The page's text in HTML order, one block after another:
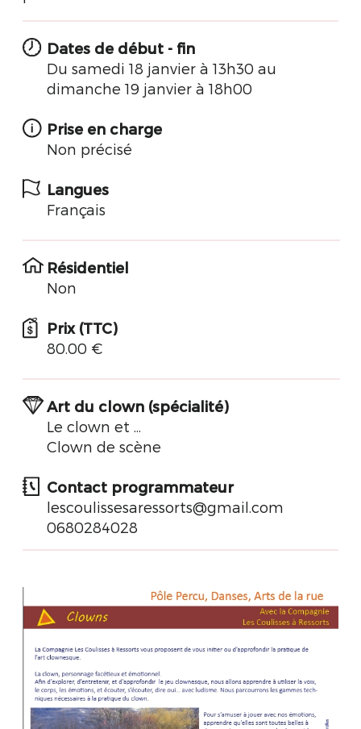
Dates de début - fin
Du samedi 18 janvier à 13h30 au
dimanche 19 janvier à 18h00
Prise en charge
Non précisé
Langues
Français
Résidentiel
Non
Prix (TTC)
80.00 €
Art du clown (spécialité)
Le clown et ...
Clown de scène
Contact programmateur
lescoulissesaressorts@gmail.com
0680284028